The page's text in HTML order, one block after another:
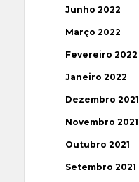
Junho 2022
Março 2022
Fevereiro 2022
Janeiro 2022
Dezembro 2021
Novembro 2021
Outubro 2021
Setembro 2021